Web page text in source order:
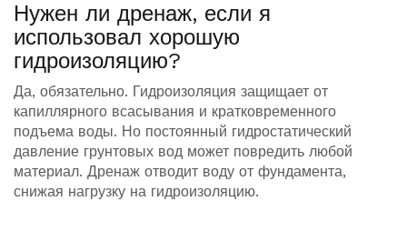
Нужен ли дренаж, если я
использовал хорошую
гидроизоляцию?
Да, обязательно. Гидроизоляция защищает от
капиллярного всасывания и кратковременного
подъема воды. Но постоянный гидростатический
давление грунтовых вод может повредить любой
материал. Дренаж отводит воду от фундамента,
снижая нагрузку на гидроизоляцию.